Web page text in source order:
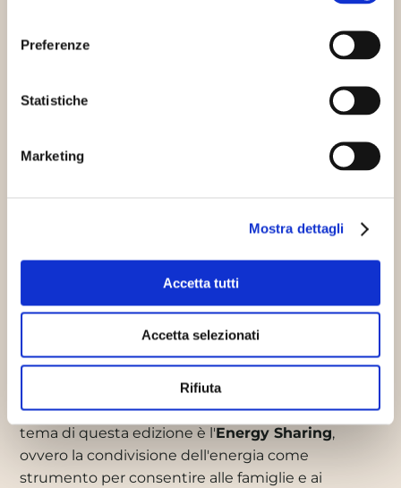
Preferenze
Statistiche
Marketing
Mostra dettagli
Accetta tutti
Accetta selezionati
Rifiuta
dell’Energia Pulita a Verona
Energy Days, la Cooperativa Energyland e la
appuntamento realizzato persensibilizzare i
cittadini e le famiglie sul tema della
sostenibilità energeticae sulla diffusione di
buone pratiche relative all'utilizzo dell'energia. Il
tema di questa edizione è l'Energy Sharing,
ovvero la condivisione dell'energia come
strumento per consentire alle famiglie e ai